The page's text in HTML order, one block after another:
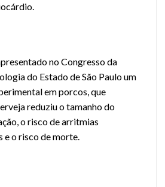
no Congresso da
do Estado de São Paulo um
em porcos, que
reduziu o tamanho do
o risco de arritmias
o risco de morte.